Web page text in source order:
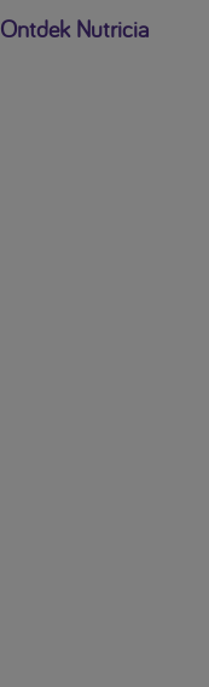
Ontdek Nutricia